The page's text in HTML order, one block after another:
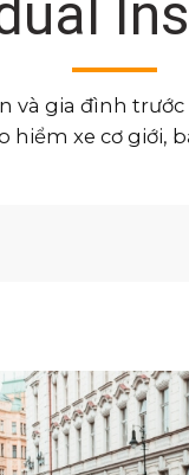
và gia đình
hiểm xe cơ giới,